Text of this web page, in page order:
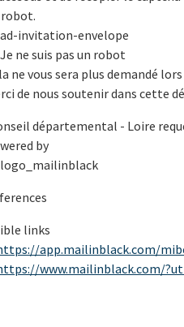
invitation-envelope
ne suis pas un robot
ne vous sera plus demandé
de nous soutenir dans cette
départemental - Loire
by
links
app.mailinblack.com/
www.mailinblack.com/